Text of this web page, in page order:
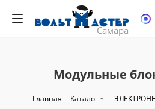
Модульные
Главная - Каталог -